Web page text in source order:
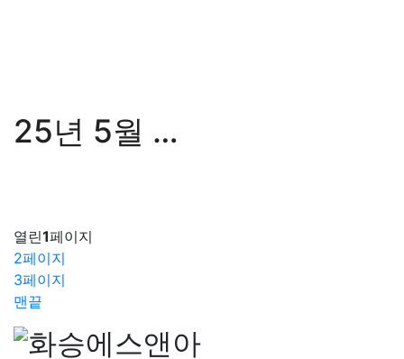
25년 5월 월간화승
열린1페이지
2페이지
3페이지
맨끝